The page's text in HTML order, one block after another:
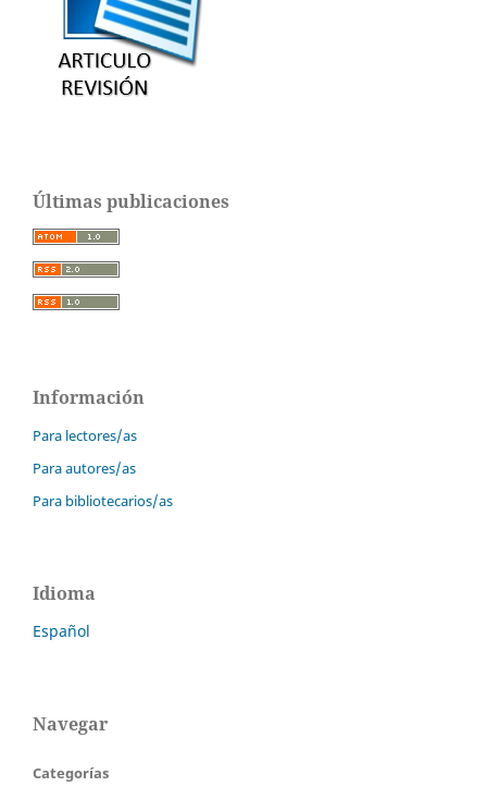
Últimas publicaciones
Información
Para lectores/as
Para autores/as
Para bibliotecarios/as
Idioma
Español
Navegar
Categorías